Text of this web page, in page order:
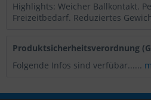
Highlights: Weicher Ballkontakt.
Freizeitbedarf. Reduziertes
Produktsicherheitsverordnung
Folgende Infos sind verfübar......